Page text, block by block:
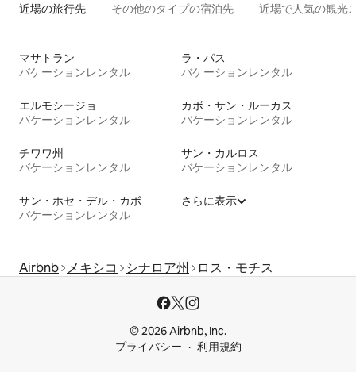
近場の旅行先 その他のタ⁠イ⁠プ⁠の宿⁠泊⁠先 近場で人気の観光
マサトラン
バケーションレンタル
ラ・パス
バケーションレンタル
エルモシージョ
バケーションレンタル
カボ・サン・ルーカス
バケーションレンタル
チワワ州
バケーションレンタル
サン・カルロス
バケーションレンタル
サン・ホセ・デル・カボ
バケーションレンタル
さらに表示
Airbnb メキシコ シナロア州 ロス・モチス
© 2026 Airbnb, Inc.
プライバシー
利用規約